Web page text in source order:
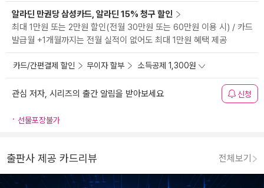
알라딘 만권당 삼성카드, 알라딘 15% 청구 할인
최대 1만원 또는 2만원 할인(전월 30만원 또는 60만원 이용 시) / 카드
발급월 +1개월까지는 전월 실적이 없어도 최대 1만원 혜택 제공
카드/간편결제 할인 무이자 할부 소득공제 1,300원
관심 저자, 시리즈의 출간 알림을 받아보세요 신청
선물포장불가
출판사 제공 카드리뷰 전체보기